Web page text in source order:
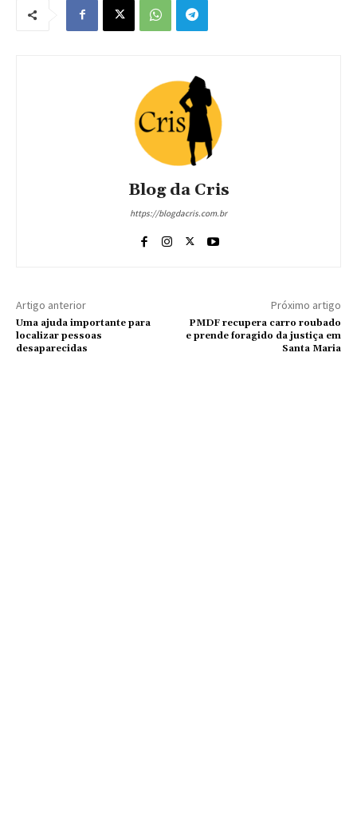
Blog da Cris
https://blogdacris.com.br
Artigo anterior
Uma ajuda importante para
localizar pessoas
desaparecidas
Próximo artigo
PMDF recupera carro roubado
e prende foragido da justiça em
Santa Maria